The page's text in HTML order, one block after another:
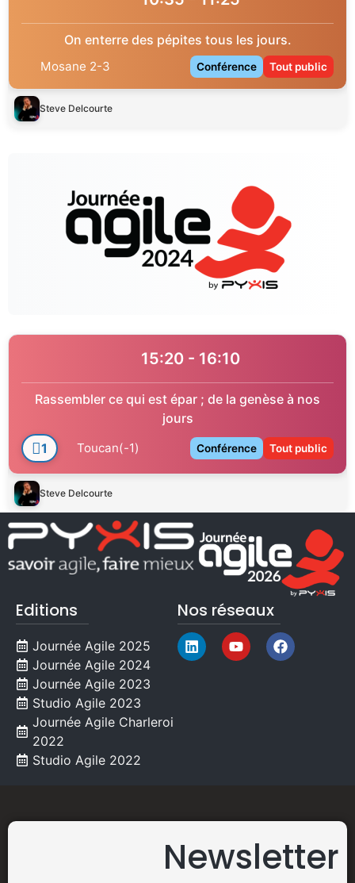
On enterre des pépites tous les jours.
Mosane 2-3 Conférence Tout public
Steve Delcourte
15:20 - 16:10
Rassembler ce qui est épar ; de la genèse à nos
jours
1
Toucan(-1) Conférence Tout public
Steve Delcourte
Editions
Journée Agile 2025
Journée Agile 2024
Journée Agile 2023
Studio Agile 2023
Journée Agile Charleroi
2022
Studio Agile 2022
Nos réseaux
Newsletter